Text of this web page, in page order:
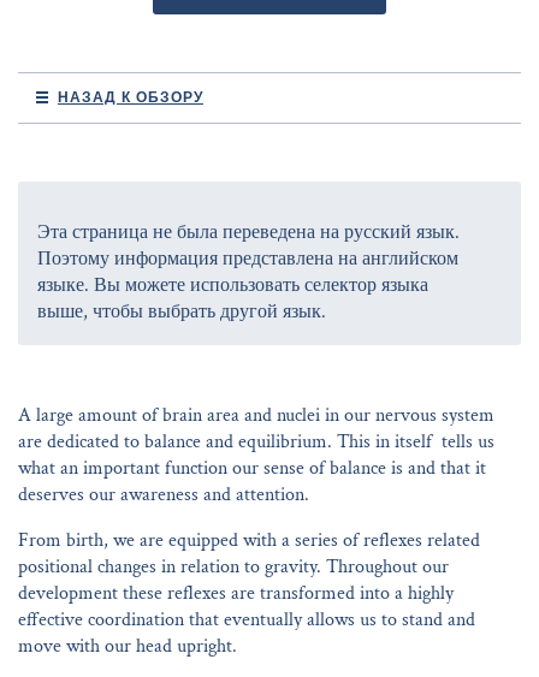
НАЗАД К ОБЗОРУ
Эта страница не была переведена на русский язык.
Поэтому информация представлена на английском
языке. Вы можете использовать селектор языка
выше, чтобы выбрать другой язык.
A large amount of brain area and nuclei in our nervous system
are dedicated to balance and equilibrium. This in itself tells us
what an important function our sense of balance is and that it
deserves our awareness and attention.
From birth, we are equipped with a series of reflexes related
positional changes in relation to gravity. Throughout our
development these reflexes are transformed into a highly
effective coordination that eventually allows us to stand and
move with our head upright.